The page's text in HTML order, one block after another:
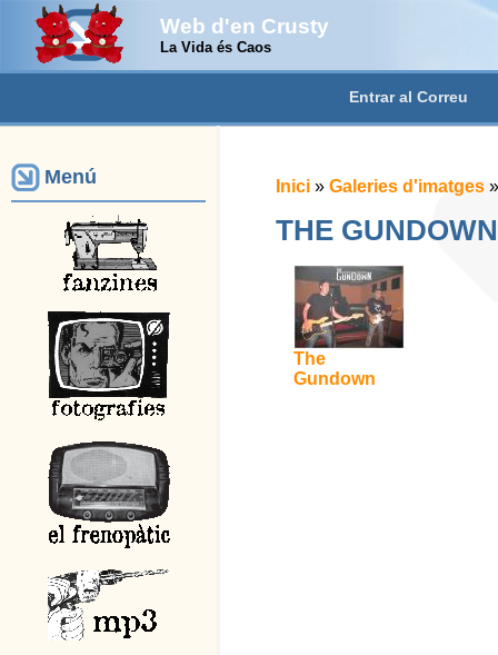
Web d'en Crusty
La Vida és Caos
Entrar al Correu
Menú Inici » Galeries d'imatges
THE GUNDOWN
The
Gundown